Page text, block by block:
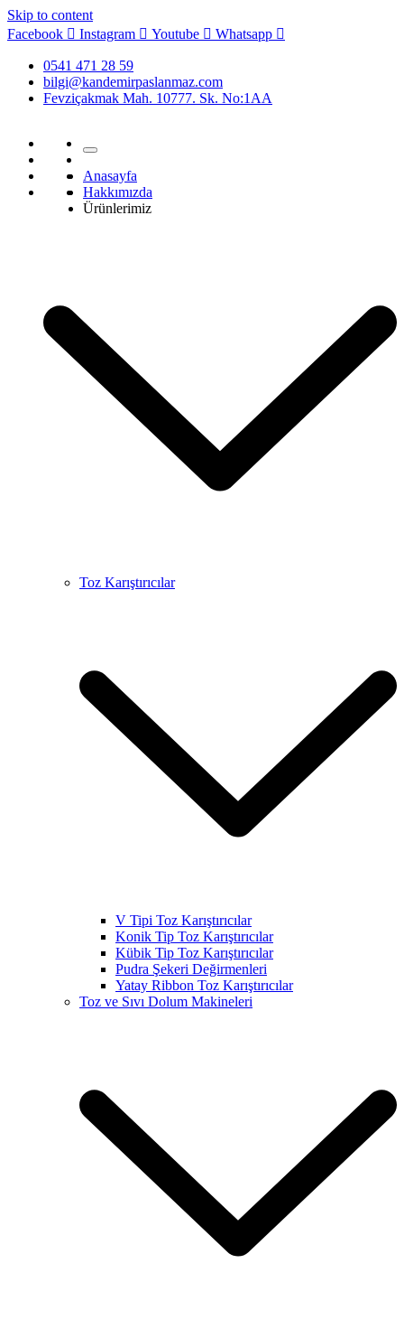
Skip to content
Facebook
Instagram Youtube Whatsapp
0541 471 28 59
bilgi@kandemirpaslanmaz.com
Fevziçakmak Mah. 10777. Sk. No:1AA
Anasayfa
Hakkımızda
Ürünlerimiz
Toz Karıştırıcılar
V Tipi Toz Karıştırıcılar
Konik Tip Toz Karıştırıcılar
Kübik Tip Toz Karıştırıcılar
Pudra Şekeri Değirmenleri
Yatay Ribbon Toz Karıştırıcılar
Toz ve Sıvı Dolum Makineleri